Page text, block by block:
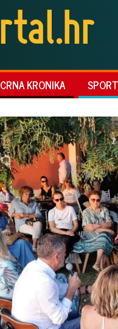
CRNA KRONIKA SPORT